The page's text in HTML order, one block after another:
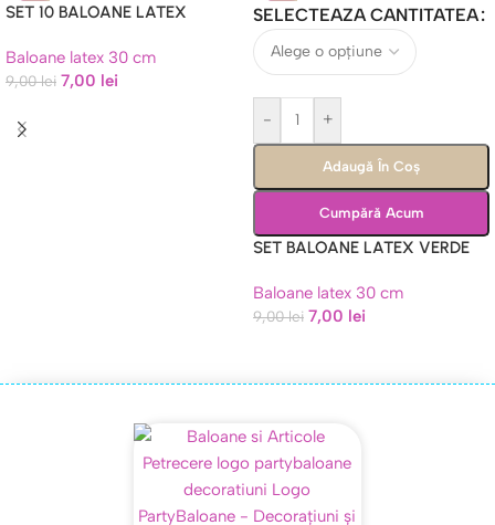
SET 10 BALOANE LATEX
Baloane latex 30 cm
9,00lei 7,00 lei
SELECTEAZA CANTITATEA
- +
Adaugă În Coș
Cumpără Acum
SET BALOANE LATEX VERDE
Baloane latex 30 cm
9,00lei 7,00 lei